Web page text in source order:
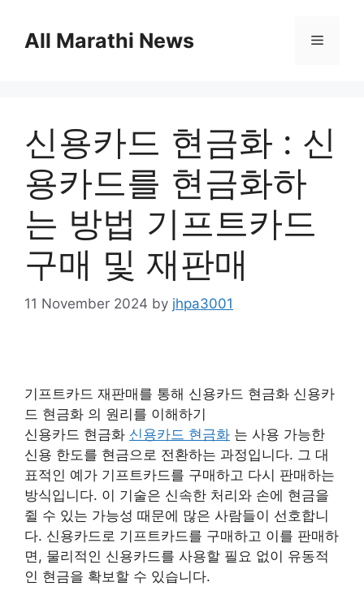
contentAll Marathi News Menu
신용카드 현금화 : 신
용카드를 현금화하
는 방법 기프트카드
구매 및 재판매
11 November 2024 by jhpa3001
기프트카드 재판매를 통해 신용카드 현금화 신용카
드 현금화 의 원리를 이해하기
신용카드 현금화 신용카드 현금화 는 사용 가능한
신용 한도를 현금으로 전환하는 과정입니다. 그 대
표적인 예가 기프트카드를 구매하고 다시 판매하는
방식입니다. 이 기술은 신속한 처리와 손에 현금을
쥘 수 있는 가능성 때문에 많은 사람들이 선호합니
다. 신용카드로 기프트카드를 구매하고 이를 판매하
면, 물리적인 신용카드를 사용할 필요 없이 유동적
인 현금을 확보할 수 있습니다.